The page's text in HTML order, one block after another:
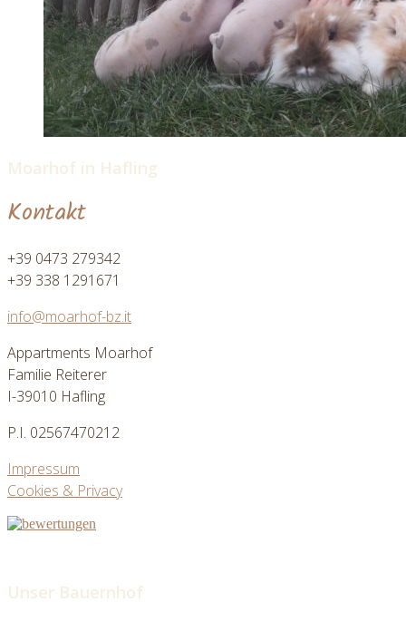
Moarhof in Hafling
Kontakt
+39 0473 279342
+39 338 1291671
info@moarhof-bz.it
Appartments Moarhof
Familie Reiterer
I-39010 Hafling
P.I. 02567470212
Impressum
Cookies & Privacy
Unser Bauernhof